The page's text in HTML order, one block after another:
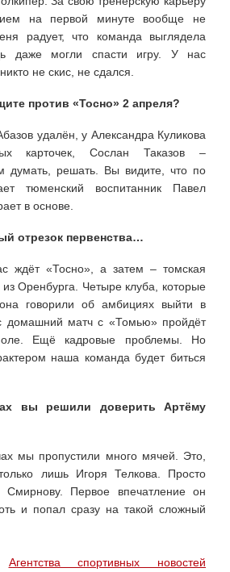
на первой минуте вообще не
радует, что команда выглядела
даже могли спасти игру. У нас
не скис, не сдался.
против «Тосно» 2 апреля?
удалён, у Александра Куликова
карточек, Сослан Таказов –
думать, решать. Вы видите, что по
тюменский воспитанник Павел
в основе.
отрезок первенства…
ждёт «Тосно», а затем – томская
Оренбурга. Четыре клуба, которые
говорили об амбициях выйти в
домашний матч с «Томью» пройдёт
Ещё кадровые проблемы. Но
наша команда будет биться
вы решили доверить Артёму
мы пропустили много мячей. Это,
лишь Игоря Телкова. Просто
Первое впечатление он
и попал сразу на такой сложный
Агентства спортивных новостей